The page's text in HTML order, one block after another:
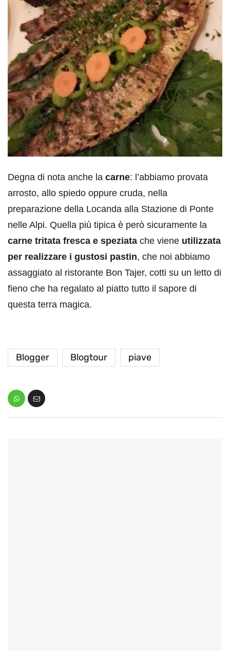
Degna di nota anche la carne: l’abbiamo provata
arrosto, allo spiedo oppure cruda, nella
preparazione della Locanda alla Stazione di Ponte
nelle Alpi. Quella più tipica è però sicuramente la
carne tritata fresca e speziata che viene utilizzata
per realizzare i gustosi pastin, che noi abbiamo
assaggiato al ristorante Bon Tajer, cotti su un letto di
fieno che ha regalato al piatto tutto il sapore di
questa terra magica.
Blogger Blogtour piave